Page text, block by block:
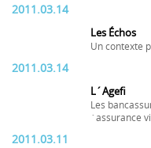
2011.03.14
Les Échos
Un contexte
2011.03.14
L´Agefi
Les
´assurance
2011.03.11